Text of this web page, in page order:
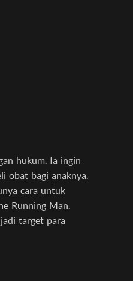
hukum. Ia ingin
obat bagi anaknya.
cara untuk
Running Man.
target para